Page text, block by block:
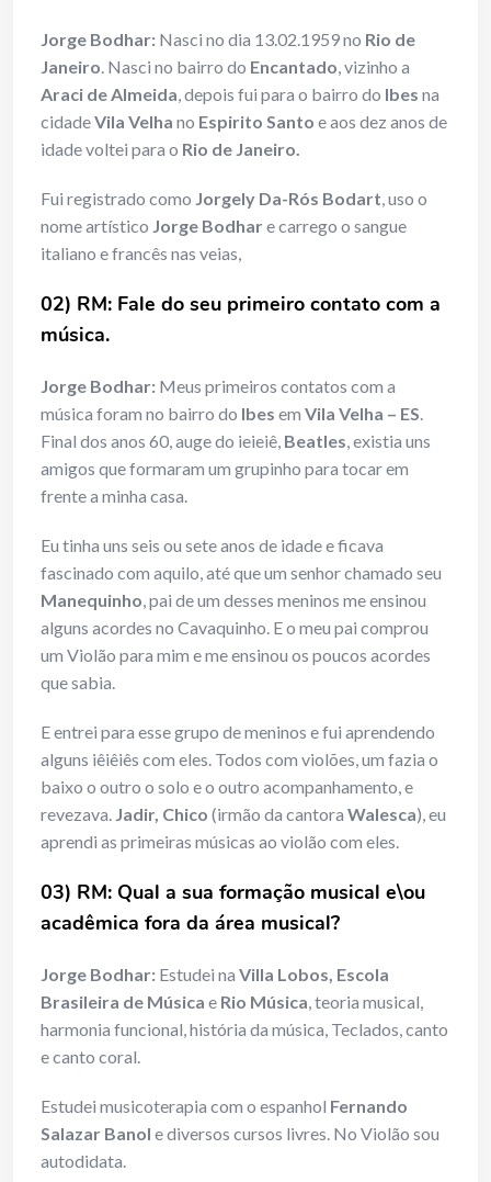
Jorge Bodhar: Nasci no dia 13.02.1959 no Rio de
Janeiro. Nasci no bairro do Encantado, vizinho a
Araci de Almeida, depois fui para o bairro do Ibes na
cidadeVila Velha no Espirito Santo e aos dez anos de
idade voltei para o Rio de Janeiro.
Fui registrado como Jorgely Da-Rós Bodart, uso o
nome artístico Jorge Bodhare carrego o sangue
italiano e francês nas veias,
02) RM: Fale do seu primeiro contato com a
música.
Jorge Bodhar: Meus primeiros contatos com a
música foram no bairro do Ibes em Vila Velha – ES.
Final dos anos 60, auge do ieieiê, Beatles, existia uns
amigos que formaram um grupinho para tocar em
frente a minha casa.
Eu tinha uns seis ou sete anos de idade e ficava
fascinado com aquilo, até que um senhor chamado seu
Manequinho, pai de um desses meninos me ensinou
alguns acordes no Cavaquinho. E o meu pai comprou
um Violão para mim e me ensinou os poucos acordes
que sabia.
E entrei para esse grupo de meninos e fui aprendendo
alguns iêiêiês com eles. Todos com violões, um fazia o
baixo o outro o solo e o outro acompanhamento, e
revezava. Jadir, Chico (irmão da cantora Walesca), eu
aprendi as primeiras músicas ao violão com eles.
03) RM: Qual a sua formação musical e\ou
acadêmica fora da área musical?
Jorge Bodhar: Estudei na Villa Lobos, Escola
Brasileira de Música e Rio Música, teoria musical,
harmonia funcional, história da música, Teclados, canto
e canto coral.
Estudei musicoterapia com o espanhol Fernando
Salazar Banol e diversos cursos livres. No Violão sou
autodidata.